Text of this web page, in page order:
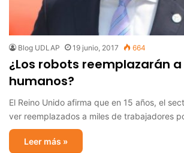
Blog UDLAP 19 junio, 2017 664
¿Los robots reemplazarán a
humanos?
El Reino Unido afirma que en 15 años, el
ver reemplazados a miles de trabajadores
Leer más »